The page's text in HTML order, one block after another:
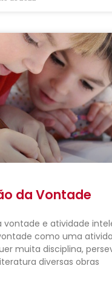
da Vontade
vontade e atividade
como uma
muita disciplina,
diversas obras